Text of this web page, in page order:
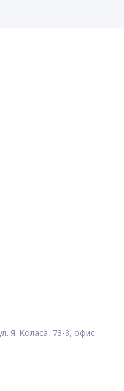
Я. Коласа, 73-3, офис